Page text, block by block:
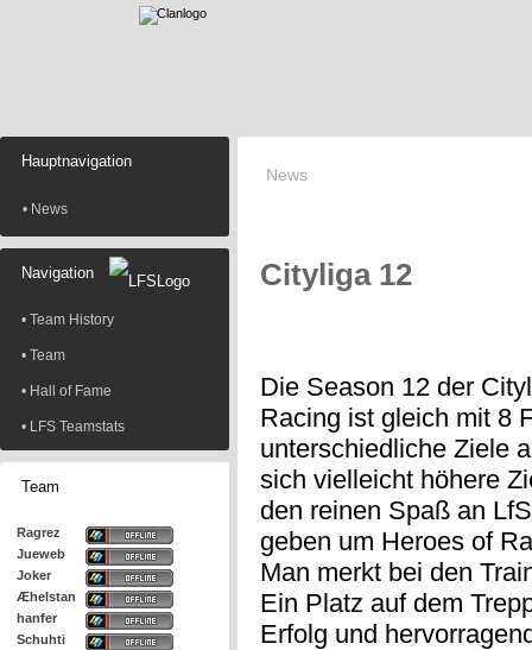
Hauptnavigation
• News
Navigation
• Team History
• Team
• Hall of Fame
• LFS Teamstats
Team
Ragrez
Jueweb
Joker
Æhelstan
hanfer
Schuhti
News
Cityliga 12
Die Season 12 der
Racing ist gleich mit 8
unterschiedliche Ziele
sich vielleicht höhere
den reinen Spaß an
geben um Heroes of
Man merkt bei den
Ein Platz auf dem
Erfolg und